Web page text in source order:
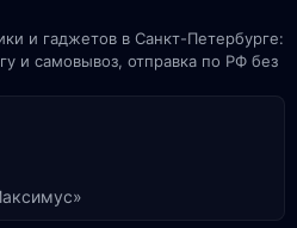
и гаджетов в Санкт-Петербурге:
и самовывоз, отправка по РФ без